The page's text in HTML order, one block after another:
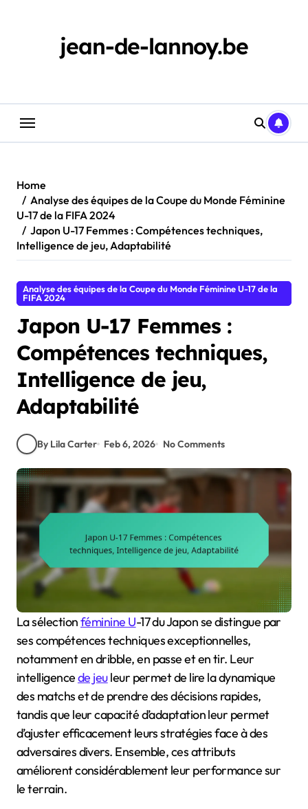
jean-de-lannoy.be
Home
Analyse des équipes de la Coupe du Monde Féminine
U-17 de la FIFA 2024
Japon U-17 Femmes : Compétences techniques,
Intelligence de jeu, Adaptabilité
Analyse des équipes de la Coupe du Monde Féminine U-17 de la
FIFA 2024
Japon U-17 Femmes :
Compétences techniques,
Intelligence de jeu,
Adaptabilité
By Lila Carter Feb 6, 2026 No Comments
La sélectionféminine U-17 du Japon se distingue par
ses compétences techniques exceptionnelles,
notamment en dribble, en passe et en tir. Leur
intelligencede jeuleur permet de lire la dynamique
des matchs et de prendre des décisions rapides,
tandis que leur capacité d’adaptation leur permet
d’ajuster efficacement leurs stratégies face à des
adversaires divers. Ensemble, ces attributs
améliorent considérablement leur performance sur
le terrain.